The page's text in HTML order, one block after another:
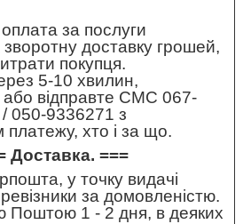
за послуги
зворотну доставку грошей,
покупця.
5-10 хвилин,
відправте СМС 067-
050-9336271 з
платежу, хто і за що.
Доставка. ===
у точку видачі
за домовленістю.
Поштою 1 - 2 дня, в деяких